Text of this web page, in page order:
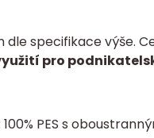
specifikace výše.
pro
PES s